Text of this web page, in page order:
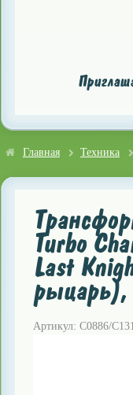
Главная Техника
Turbo
Last
Артикул: C0886/